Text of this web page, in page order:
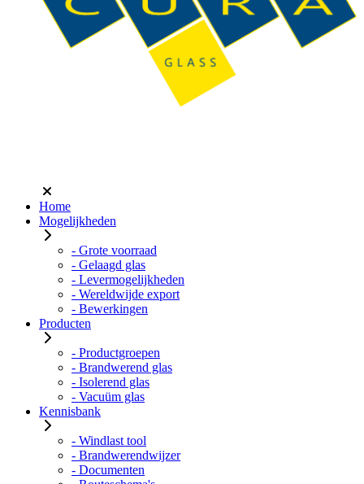
Home
Mogelijkheden
- Grote voorraad
- Gelaagd glas
- Levermogelijkheden
- Wereldwijde export
- Bewerkingen
Producten
- Productgroepen
- Brandwerend glas
- Isolerend glas
- Vacuüm glas
Kennisbank
- Windlast tool
- Brandwerendwijzer
- Documenten